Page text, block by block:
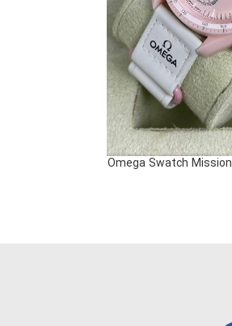
ساعت مچی امگا سواچ Omega Swatch Mission